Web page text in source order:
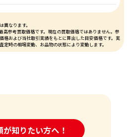
なります。
参考買取価格です。現在の買取価格ではありません。参
格および当社取引実績をもとに算出した目安価格です。実
時の相場変動、お品物の状態により変動します。
が知りたい方へ！
問い合わせフォーム